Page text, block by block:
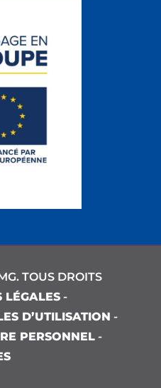
TOUS DROITS
LÉGALES -
D’UTILISATION -
PERSONNEL -